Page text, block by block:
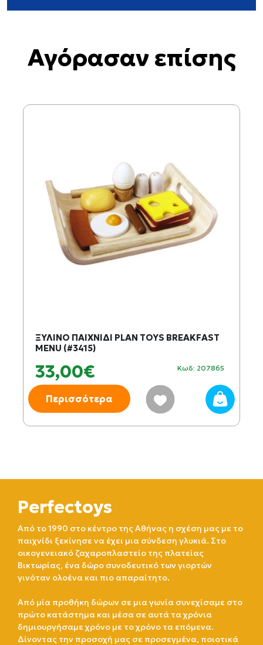
Αγόρασαν επίσης
ΞΥΛΙΝΟ ΠΑΙΧΝΙΔΙ PLAN TOYS BREAKFAST
MENU (#3415)
33,00€ Κωδ: 207865
Περισσότερα
Perfectoys
Από το 1990 στο κέντρο της Αθήνας η σχέση μας με το
παιχνίδι ξεκίνησε να έχει μια σύνδεση γλυκιά. Στο
οικογενειακό ζαχαροπλαστείο της πλατείας
Βικτωρίας, ένα δώρο συνοδευτικό των γιορτών
γινόταν ολοένα και πιο απαραίτητο.
Από μία προθήκη δώρων σε μια γωνία συνεχίσαμε στο
πρώτο κατάστημα και μέσα σε αυτά τα χρόνια
δημιουργήσαμε χρόνο με το χρόνο τα επόμενα.
Δίνοντας την προσοχή μας σε προσεγμένα, ποιοτικά